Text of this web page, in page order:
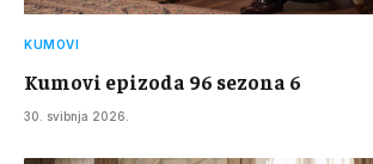
KUMOVI
Kumovi epizoda 96 sezona 6
30. svibnja 2026.